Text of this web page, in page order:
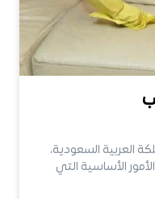
العربية السعودية،
الأساسية التي